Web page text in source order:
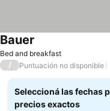
Bed and breakfast
Bauer
/ Puntuación no disponible
Seleccioná las fechas
precios exactos